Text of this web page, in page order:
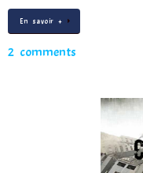
En savoir +
2 comments